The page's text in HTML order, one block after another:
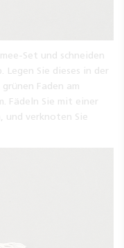
Set und schneiden
Legen Sie dieses in der
Faden am
Fädeln Sie mit einer
und verknoten Sie